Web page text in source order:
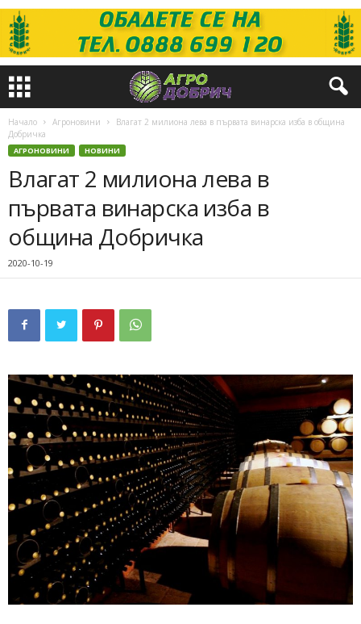
Начало Агроновини
Влагат 2 милиона лева в първата винарска изба в община
Добричка
АГРОНОВИНИ НОВИНИ
Влагат 2 милиона лева в
първата винарска изба в
община Добричка
2020-10-19